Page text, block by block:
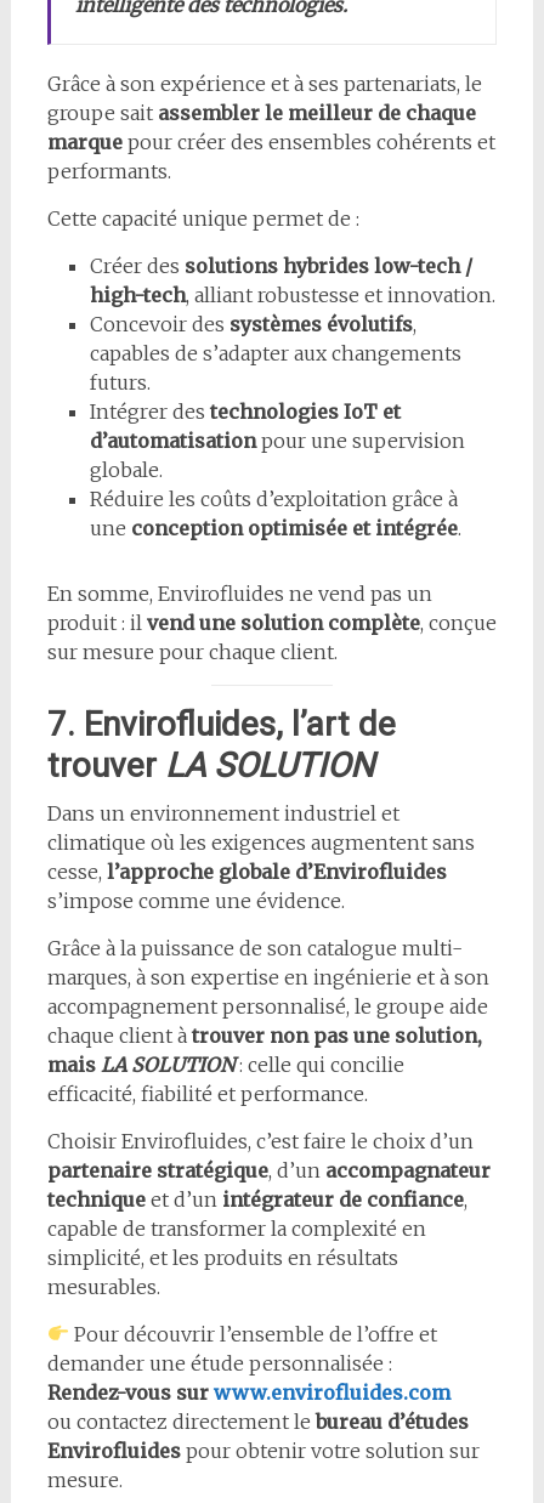
Grâce à son expérience et à ses partenariats, le
groupe sait assembler le meilleur de chaque
marquepour créer des ensembles cohérents et
performants.
Cette capacité unique permet de :
Créer des solutions hybrides low-tech /
high-tech, alliant robustesse et innovation.
Concevoir des systèmes évolutifs,
capables de s’adapter aux changements
futurs.
Intégrer destechnologies IoT et
d’automatisationpour une supervision
globale.
Réduire les coûts d’exploitation grâce à
une conception optimisée et intégrée.
En somme, Envirofluides ne vend pas un
produit : il vend une solution complète, conçue
sur mesure pour chaque client.
7. Envirofluides, l’art de
trouver LA SOLUTION
Dans un environnement industriel et
climatique où les exigences augmentent sans
cesse, l’approche globale d’Envirofluides
s’impose comme une évidence.
Grâce à la puissance de son catalogue multi-
marques, à son expertise en ingénierie et à son
accompagnement personnalisé, le groupe aide
chaque client àtrouver non pas une solution,
mais LA SOLUTION: celle qui concilie
efficacité, fiabilité et performance.
Choisir Envirofluides, c’est faire le choix d’un
partenaire stratégique, d’un accompagnateur
techniqueet d’un intégrateur de confiance,
capable de transformer la complexité en
simplicité, et les produits en résultats
mesurables.
Pour découvrir l’ensemble de l’offre et
demander une étude personnalisée :
Rendez-vous sur www.envirofluides.com
ou contactez directement lebureau d’études
Envirofluidespour obtenir votre solution sur
mesure.